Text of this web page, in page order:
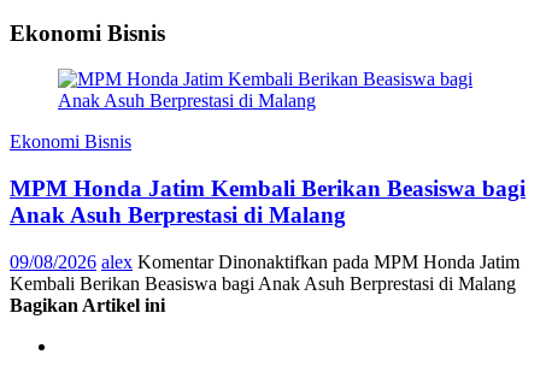
Ekonomi Bisnis
Ekonomi Bisnis
MPM Honda Jatim Kembali Berikan Beasiswa bagi
Anak Asuh Berprestasi di Malang
09/08/2026 alex Komentar Dinonaktifkan pada MPM Honda Jatim
Kembali Berikan Beasiswa bagi Anak Asuh Berprestasi di Malang
Bagikan Artikel ini